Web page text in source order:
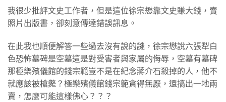
我很少批評文史工作者，但是這位徐宗懋靠文史賺大錢，賣
照片出版書，卻刻意傳達錯誤訊息。
在此我也順便解答一些過去沒有說的謎，徐宗懋說六張犁白
色恐怖墓碑是空墓這是對受害者與家屬的侮辱，空墓有墓碑
那極樂殯儀館的錢宗範豈不是在紀念蔣介石殺掉的人，他不
就應該被槍斃？極樂殯儀館錢宗範貪得無厭，還搞出一地兩
賣，怎麼可能這樣佛心？？？